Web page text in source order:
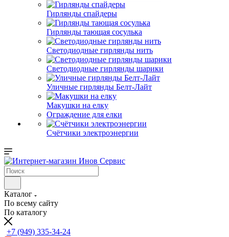
Гирлянды спайдеры
Гирлянды тающая сосулька
Светодиодные гирлянды нить
Светодиодные гирлянды шарики
Уличные гирлянды Белт-Лайт
Макушки на елку
Ограждение для елки
Счётчики электроэнергии
Каталог
По всему сайту
По каталогу
+7 (949) 335-34-24